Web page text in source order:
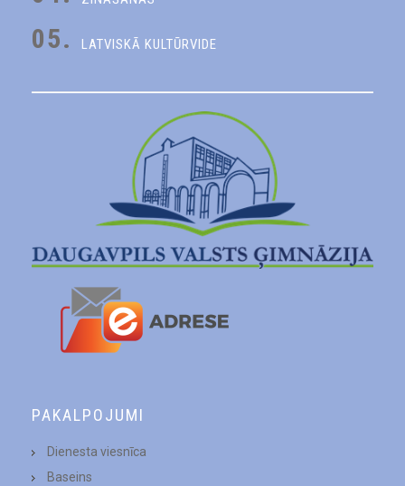
05. LATVISKĀ KULTŪRVIDE
PAKALPOJUMI
Dienesta viesnīca
Baseins